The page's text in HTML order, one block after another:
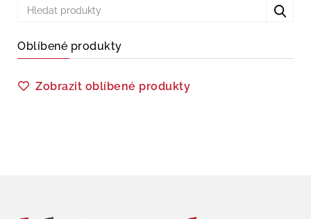
Oblíbené produkty
Zobrazit oblíbené produkty